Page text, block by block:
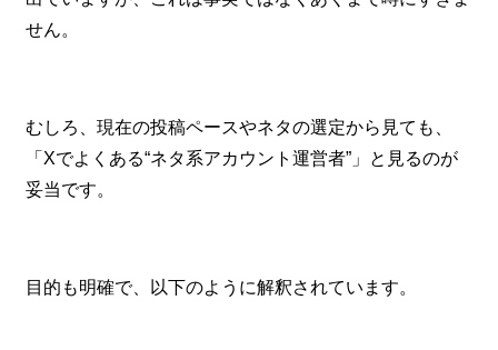
せん。
むしろ、現在の投稿ペースやネタの選定から見ても、
「Xでよくある“ネタ系アカウント運営者”」と見るのが
妥当です。
目的も明確で、以下のように解釈されています。